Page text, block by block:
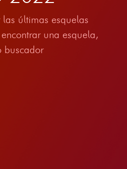
últimas esquelas
una esquela,
buscador